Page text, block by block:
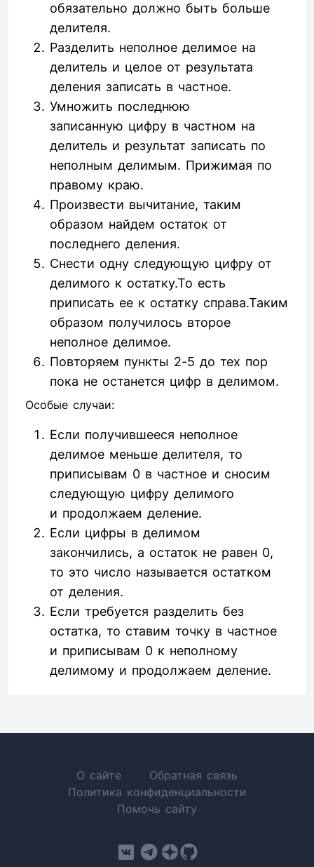
обязательно должно быть больше
делителя.
Разделить неполное делимое на
делитель и целое от результата
деления записать в частное.
Умножить последнюю
записанную цифру в частном на
делитель и результат записать по
неполным делимым. Прижимая по
правому краю.
Произвести вычитание, таким
образом найдем остаток от
последнего деления.
Снести одну следующую цифру от
делимого к остатку.То есть
приписать ее к остатку справа.Таким
образом получилось второе
неполное делимое.
Повторяем пункты 2-5 до тех пор
пока не останется цифр в делимом.
Особые случаи:
Если получившееся неполное
делимое меньше делителя, то
приписывам 0 в частное и сносим
следующую цифру делимого
и продолжаем деление.
Если цифры в делимом
закончились, а остаток не равен 0,
то это число называется остатком
от деления.
Если требуется разделить без
остатка, то ставим точку в частное
и приписывам 0 к неполному
делимому и продолжаем деление.
О сайте
Обратная связь
Политика конфиденциальности
Помочь сайту